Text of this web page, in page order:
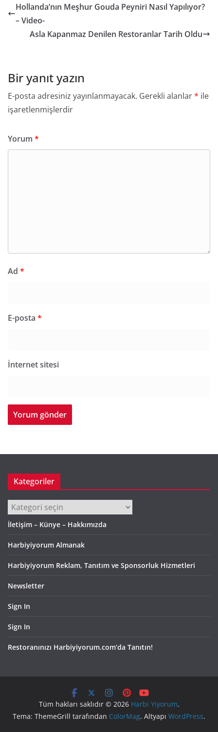
Hollanda’nın Meşhur Gouda Peyniri Nasıl Yapılıyor?
– Video-
Asla Kapanmaz Denilen Restoranlar Tarih Oldu
Bir yanıt yazın
E-posta adresiniz yayınlanmayacak. Gerekli alanlar* ile
işaretlenmişlerdir
Yorum *
Ad *
E-posta *
İnternet sitesi
Kategoriler
Kategoriler
İletişim – Künye – Hakkımızda
Harbiyiyorum Almanak
Harbiyiyorum Reklam, Tanıtım ve Sponsorluk Hizmetleri
Newsletter
Sign In
Sign In
Restoranınızı Harbiyiyorum.com’da Tanıtın!
Tüm hakları saklıdır © 2026 Harbi Yiyorum.
Tema: ThemeGrill tarafından ColorMag. Altyapı WordPress.